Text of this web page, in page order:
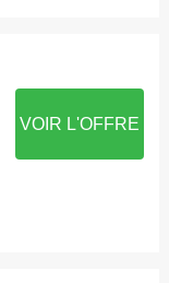
VOIR L'OFFRE